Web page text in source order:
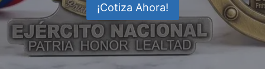
¡Cotiza Ahora!